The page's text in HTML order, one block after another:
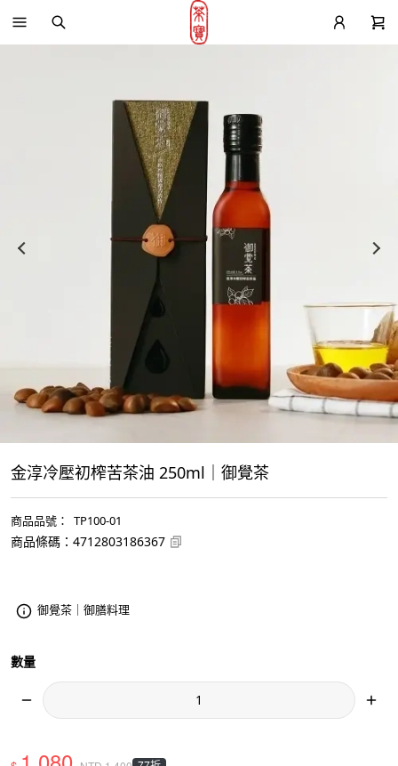
金淳冷壓初榨苦茶油 250ml｜御覺茶
商品品號 ： TP100-01
商品條碼 ： 4712803186367
御覺茶｜御膳料理
數量